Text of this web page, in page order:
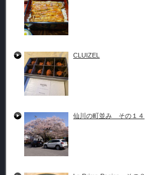
CLUIZEL
仙川の町並み その１４